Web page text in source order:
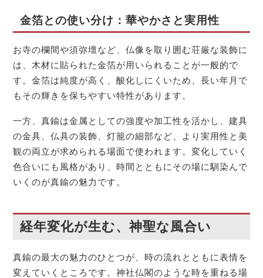
金箔との使い分け：華やかさと実用性
お寺の欄間や須弥壇など、仏像を取り囲む荘厳な装飾に
は、木材に貼られた金箔が用いられることが一般的で
す。金箔は純度が高く、酸化しにくいため、長い年月で
もその輝きを保ちやすい特性があります。
一方、真鍮は金属としての強度や加工性を活かし、建具
の金具、仏具の装飾、灯籠の細部など、より実用性と美
観の両立が求められる場面で使われます。変化していく
色合いにも風格があり、時間とともにその場に馴染んで
いくのが真鍮の魅力です。
経年変化が生む、神聖な風合い
真鍮の最大の魅力のひとつが、時の流れとともに表情を
変えていくところです。神社仏閣のような時を重ねる場